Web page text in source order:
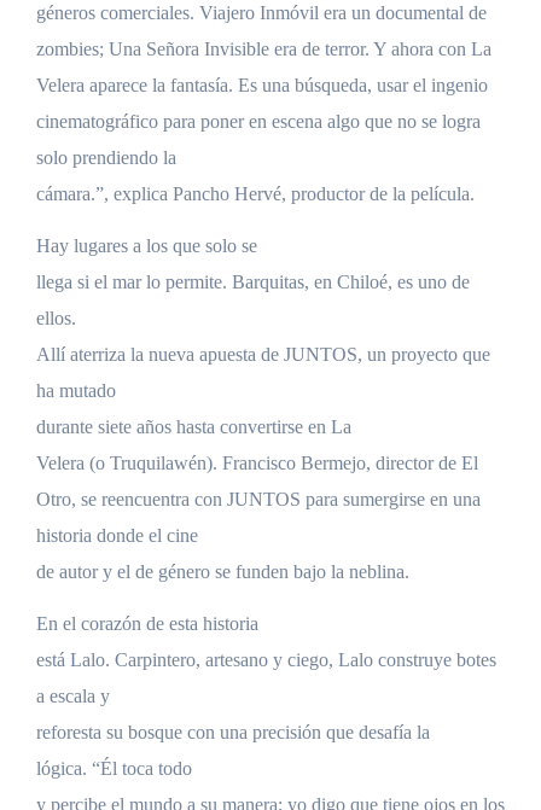
géneros comerciales. Viajero Inmóvil era un documental de
zombies; Una Señora Invisible era de terror. Y ahora con La
Velera aparece la fantasía. Es una búsqueda, usar el ingenio
cinematográfico para poner en escena algo que no se logra
solo prendiendo la
cámara.”, explica Pancho Hervé, productor de la película.
Hay lugares a los que solo se
llega si el mar lo permite. Barquitas, en Chiloé, es uno de
ellos.
Allí aterriza la nueva apuesta de JUNTOS, un proyecto que
ha mutado
durante siete años hasta convertirse en La
Velera (o Truquilawén). Francisco Bermejo, director de El
Otro, se reencuentra con JUNTOS para sumergirse en una
historia donde el cine
de autor y el de género se funden bajo la neblina.
En el corazón de esta historia
está Lalo. Carpintero, artesano y ciego, Lalo construye botes
a escala y
reforesta su bosque con una precisión que desafía la
lógica. “Él toca todo
y percibe el mundo a su manera; yo digo que tiene ojos en los